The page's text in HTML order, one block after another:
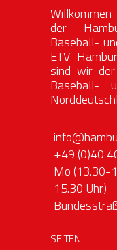
der
Baseball-
ETV
sind wir
Baseball-
+49 (0)40
Mo (13.30-
15.30 Uhr)
SEITEN